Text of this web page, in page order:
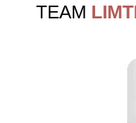
TEAM